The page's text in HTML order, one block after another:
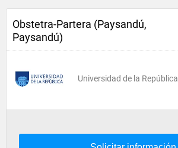
Obstetra-Partera (Paysandú,
Paysandú)
Universidad de la República